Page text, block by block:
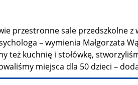
przestronne sale przedszkolne z
– wymienia Małgorzata
też kuchnię i stołówkę,
miejsca dla 50 dzieci –